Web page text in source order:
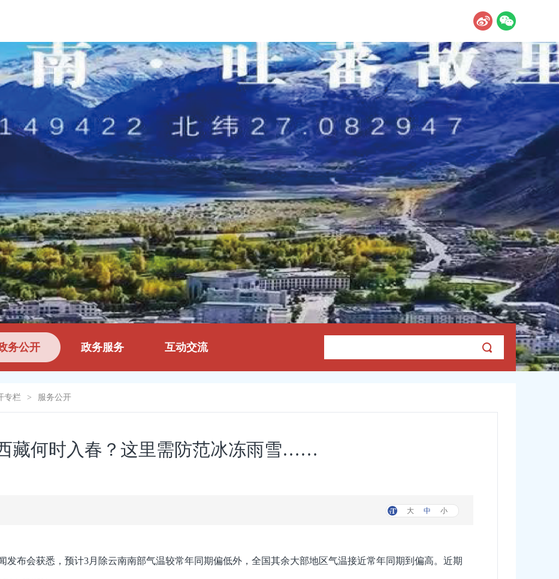
务公开 政务服务 互动交流
专栏 > 服务公开
藏何时入春？这里需防范冰冻雨雪……
大 中 小
发布会获悉，预计3月除云南南部气温较常年同期偏低外，全国其余大部地区气温接近常年同期到偏高。近期